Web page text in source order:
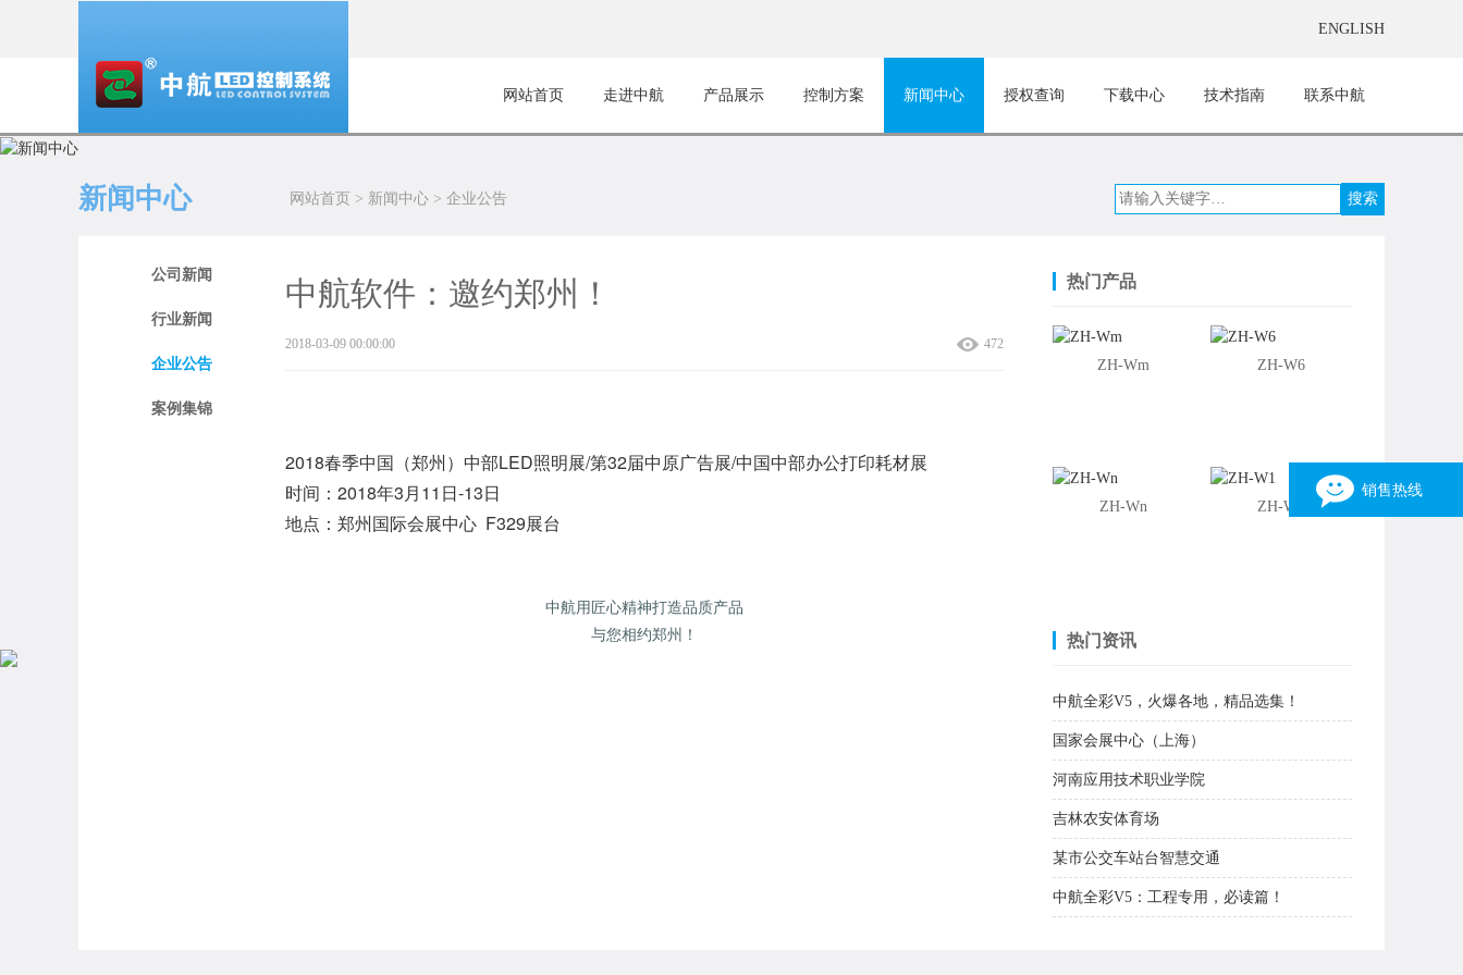
ENGLISH
网站首页 走进中航 产品展示 控制方案 新闻中心 授权查询 下载中心 技术指南 联系中航
新闻中心 网站首页 > 新闻中心 > 企业公告
公司新闻
行业新闻
企业公告
案例集锦
中航软件：邀约郑州！
2018-03-09 00:00:00 472
2018春季中国（郑州）中部LED照明展/第32届中原广告展/中国中部办公打印耗材展
时间：2018年3月11日-13日
地点：郑州国际会展中心 F329展台
中航用匠心精神打造品质产品
与您相约郑州！
热门产品
ZH-Wm ZH-W6
ZH-Wn ZH-W1
热门资讯
中航全彩V5，火爆各地，精品选集！
国家会展中心（上海）
河南应用技术职业学院
吉林农安体育场
某市公交车站台智慧交通
中航全彩V5：工程专用，必读篇！
销售热线
13523598372 张生
销售四部